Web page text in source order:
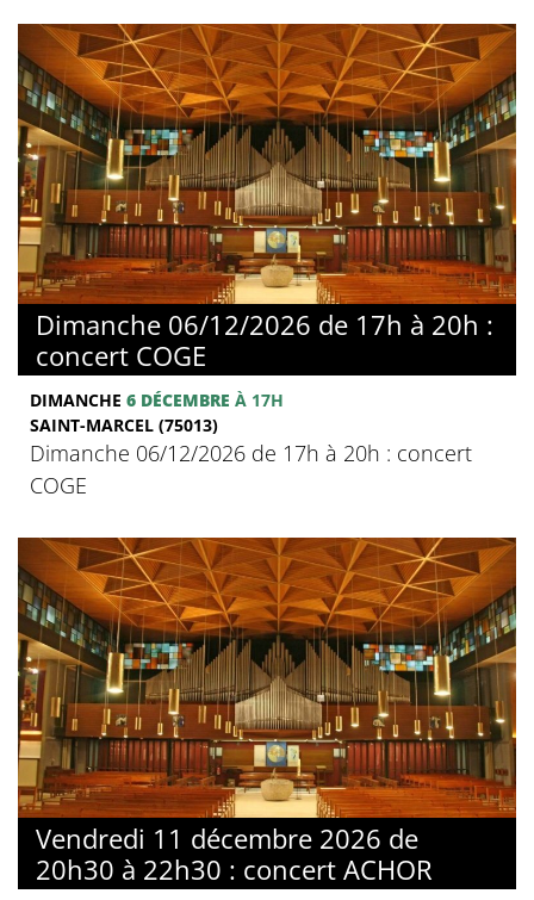
Dimanche 06/12/2026 de 17h à 20h :
concert COGE
DIMANCHE 6 DÉCEMBRE À 17H
SAINT-MARCEL (75013)
Dimanche 06/12/2026 de 17h à 20h : concert
COGE
Vendredi 11 décembre 2026 de
20h30 à 22h30 : concert ACHOR